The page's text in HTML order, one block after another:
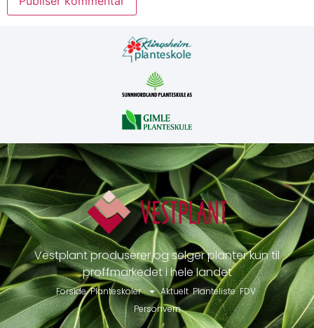
Vestplant produserer og selger planter kun til
proffmarkedet i hele landet
Forside Planteskoler Aktuelt Planteliste FDV
Personvern